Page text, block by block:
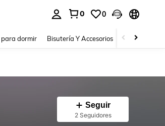
0 0
dormir Bisutería Y Accesorios Zapatos
Seguir
2 Seguidores